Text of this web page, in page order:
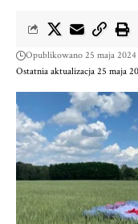
Ostatnia aktualizacja 25 maja
Opublikowano 25 maja 2024